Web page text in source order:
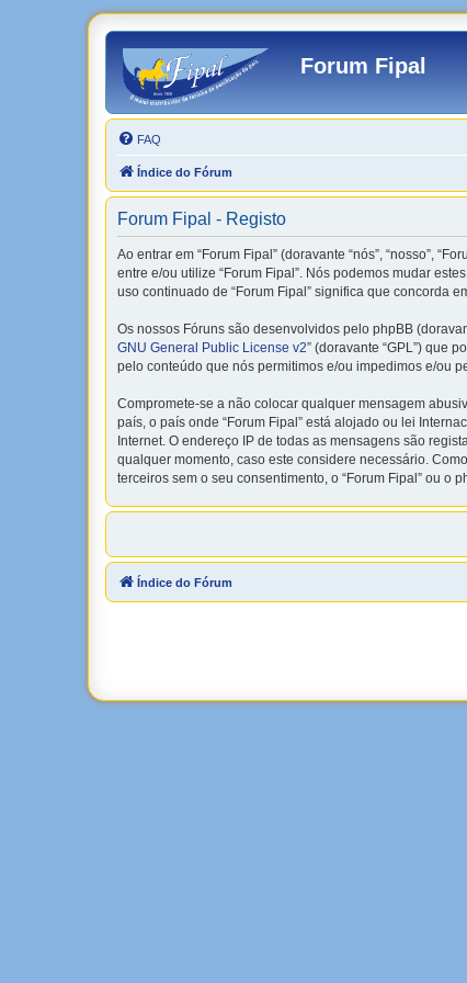
Forum Fipal
FAQ
Índice do Fórum
Forum Fipal - Registo
Ao entrar em “Forum Fipal” (doravante “nós”, “nosso”,
entre e/ou utilize “Forum Fipal”. Nós podemos mudar
uso continuado de “Forum Fipal” significa que concorda
Os nossos Fóruns são desenvolvidos pelo phpBB
GNU General Public License v2” (doravante “GPL”) que
pelo conteúdo que nós permitimos e/ou impedimos e/ou
Compromete-se a não colocar qualquer mensagem
país, o país onde “Forum Fipal” está alojado ou lei
Internet. O endereço IP de todas as mensagens são
qualquer momento, caso este considere necessário.
terceiros sem o seu consentimento, o “Forum Fipal” ou
Índice do Fórum